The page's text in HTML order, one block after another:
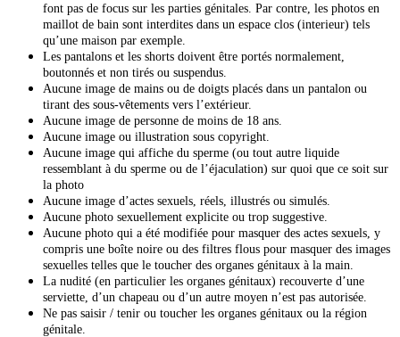
font pas de focus sur les parties génitales. Par contre, les photos en
maillot de bain sont interdites dans un espace clos (interieur) tels
qu’une maison par exemple.
Les pantalons et les shorts doivent être portés normalement,
boutonnés et non tirés ou suspendus.
Aucune image de mains ou de doigts placés dans un pantalon ou
tirant des sous-vêtements vers l’extérieur.
Aucune image de personne de moins de 18 ans.
Aucune image ou illustration sous copyright.
Aucune image qui affiche du sperme (ou tout autre liquide
ressemblant à du sperme ou de l’éjaculation) sur quoi que ce soit sur
la photo
Aucune image d’actes sexuels, réels, illustrés ou simulés.
Aucune photo sexuellement explicite ou trop suggestive.
Aucune photo qui a été modifiée pour masquer des actes sexuels, y
compris une boîte noire ou des filtres flous pour masquer des images
sexuelles telles que le toucher des organes génitaux à la main.
La nudité (en particulier les organes génitaux) recouverte d’une
serviette, d’un chapeau ou d’un autre moyen n’est pas autorisée.
Ne pas saisir / tenir ou toucher les organes génitaux ou la région
génitale.